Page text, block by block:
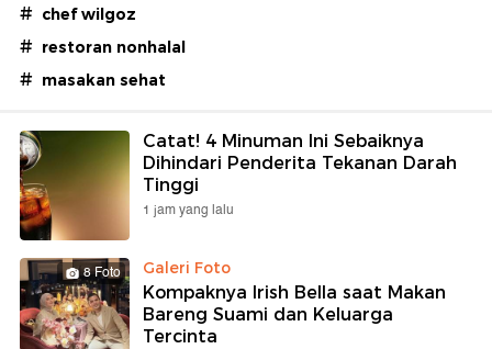
# chef wilgoz
# restoran nonhalal
# masakan sehat
Catat! 4 Minuman Ini Sebaiknya
Dihindari Penderita Tekanan Darah
Tinggi
1 jam yang lalu
8 Foto Galeri Foto
Kompaknya Irish Bella saat Makan
Bareng Suami dan Keluarga
Tercinta